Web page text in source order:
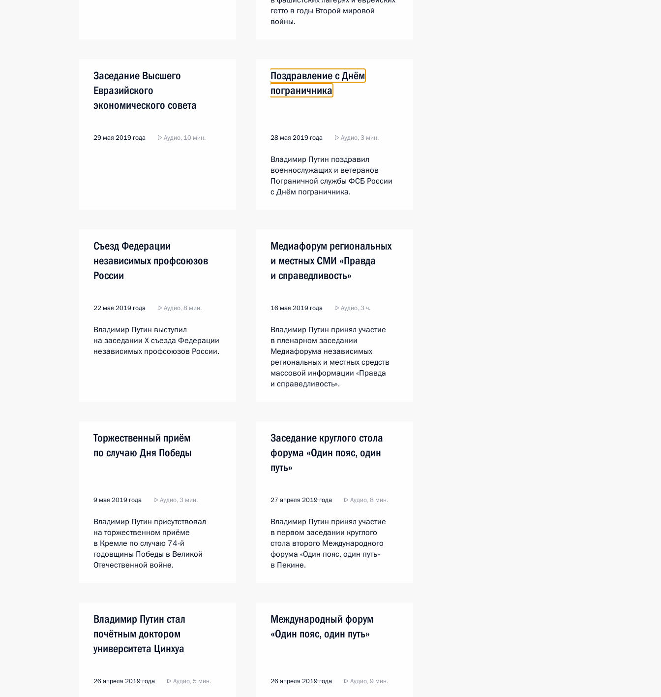
гетто в годы Второй мировой
войны.
Заседание Высшего
Евразийского
экономического совета
29 мая 2019 года Аудио, 10 мин.
Поздравление с Днём
пограничника
28 мая 2019 года Аудио, 3 мин.
Владимир Путин поздравил
военнослужащих и ветеранов
Пограничной службы ФСБ России
с Днём пограничника.
Съезд Федерации
независимых профсоюзов
России
22 мая 2019 года Аудио, 8 мин.
Владимир Путин выступил
на заседании X съезда Федерации
независимых профсоюзов России.
Медиафорум региональных
и местных СМИ «Правда
и справедливость»
16 мая 2019 года Аудио, 3 ч.
Владимир Путин принял участие
в пленарном заседании
Медиафорума независимых
региональных и местных средств
массовой информации «Правда
и справедливость».
Торжественный приём
по случаю Дня Победы
9 мая 2019 года Аудио, 3 мин.
Владимир Путин присутствовал
на торжественном приёме
в Кремле по случаю 74-й
годовщины Победы в Великой
Отечественной войне.
Заседание круглого стола
форума «Один пояс, один
путь»
27 апреля 2019 года Аудио, 8 мин.
Владимир Путин принял участие
в первом заседании круглого
стола второго Международного
форума «Один пояс, один путь»
в Пекине.
Владимир Путин стал
почётным доктором
университета Цинхуа
26 апреля 2019 года Аудио, 5 мин.
Международный форум
«Один пояс, один путь»
26 апреля 2019 года Аудио, 9 мин.